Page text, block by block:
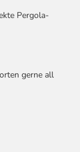
Pergola-
gerne all